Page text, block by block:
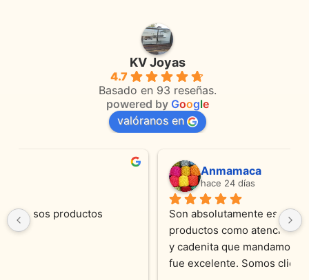
KV Joyas
4.7
Basado en 93 reseñas.
powered by Google
valóranos en
Son absolutamente espectaculares tanto
productos como atencion. Hoy recibimos alianza
y cadenita que mandamos a reparar, el trabajo
fue excelente. Somos clientes y estamos